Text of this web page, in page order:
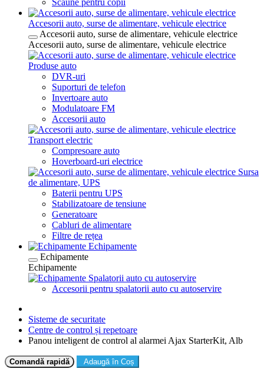
Scaune pentru copii
Accesorii auto, surse de alimentare, vehicule electrice
Accesorii auto, surse de alimentare, vehicule electrice
Accesorii auto, surse de alimentare, vehicule electrice
Produse auto
DVR-uri
Suporturi de telefon
Invertoare auto
Modulatoare FM
Accesorii auto
Transport electric
Compresoare auto
Hoverboard-uri electrice
Sursa
de alimentare, UPS
Baterii pentru UPS
Stabilizatoare de tensiune
Generatoare
Cabluri de alimentare
Filtre de rețea
Echipamente
Echipamente
Echipamente
Spalatorii auto cu autoservire
Accesorii pentru spalatorii auto cu autoservire
Sisteme de securitate
Centre de control și repetoare
Panou inteligent de control al alarmei Ajax StarterKit, Alb
Comandă rapidă Adaugă în Coș